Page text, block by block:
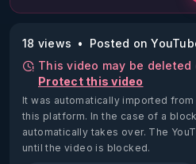
18 views
Posted on
This video may be
Protect this video
It was automatically imported
this platform. In the case of a
automatically takes over. The
until the video is blocked.